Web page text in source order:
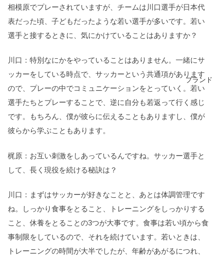
ブランド
相模原でプレーされていますが、チームは川口選手が日本代
表だった頃、子どもだったような若い選手が多いです。若い
選手と接するときに、気にかけていることはありますか？
川口：特別なにかをやっていることはありません。一緒にサ
ッカーをしている時点で、サッカーという共通項があります
ので、プレーの中でコミュニケーションをとっていく。若い
選手たちとプレーすることで、逆に自分も若返って行く感じ
です。もちろん、僕が彼らに伝えることもありますし、僕が
彼らから学ぶこともあります。
梶原：お互い刺激をしあっているんですね。サッカー選手と
して、長く現役を続ける秘訣は？
川口：まずはサッカーが好きなことと、あとは体調管理です
ね。しっかり食事をとること、トレーニングをしっかりする
こと、休養をとることの3つが大事です。食事は若い頃から食
事制限をしているので、それを続けています。若いときは、
トレーニングの時間が大半でしたが、年齢があがるにつれ、